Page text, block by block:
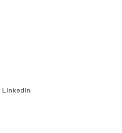
LinkedIn